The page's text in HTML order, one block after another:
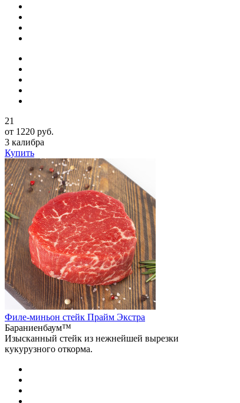
21
от 1220 руб.
3 калибра
Купить
Филе-миньон стейк Прайм Экстра
Бараниенбаум™
Изысканный стейк из нежнейшей вырезки
кукурузного откорма.